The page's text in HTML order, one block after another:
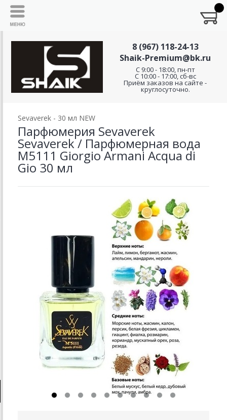
8 (967) 118-24-13
Shaik-Premium@bk.ru
C 9:00 - 18:00, пн-пт
С 10:00 - 17:00, сб-вс
Приём заказов на сайте -
круглосуточно.
Sevaverek - 30 мл NEW
Парфюмерия Sevaverek
Sevaverek / Парфюмерная вода
M5111 Giorgio Armani Acqua di
Gio 30 мл